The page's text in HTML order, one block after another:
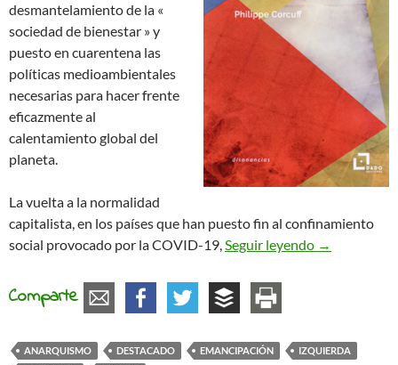
desmantelamiento de la «
sociedad de bienestar » y
puesto en cuarentena las
políticas medioambientales
necesarias para hacer frente
eficazmente al
calentamiento global del
planeta.
La vuelta a la normalidad
capitalista, en los países que han puesto fin al confinamiento
social provocado por la COVID-19,Seguir leyendo Invitación a
→
Comparte
ANARQUISMO DESTACADO EMANCIPACIÓN
IZQUIERDA